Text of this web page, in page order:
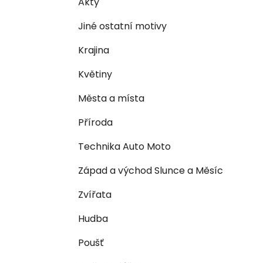
Jiné ostatní motivy
Krajina
Květiny
Města a místa
Příroda
Technika Auto Moto
Západ a východ Slunce a Měsíc
Zvířata
Hudba
Poušť